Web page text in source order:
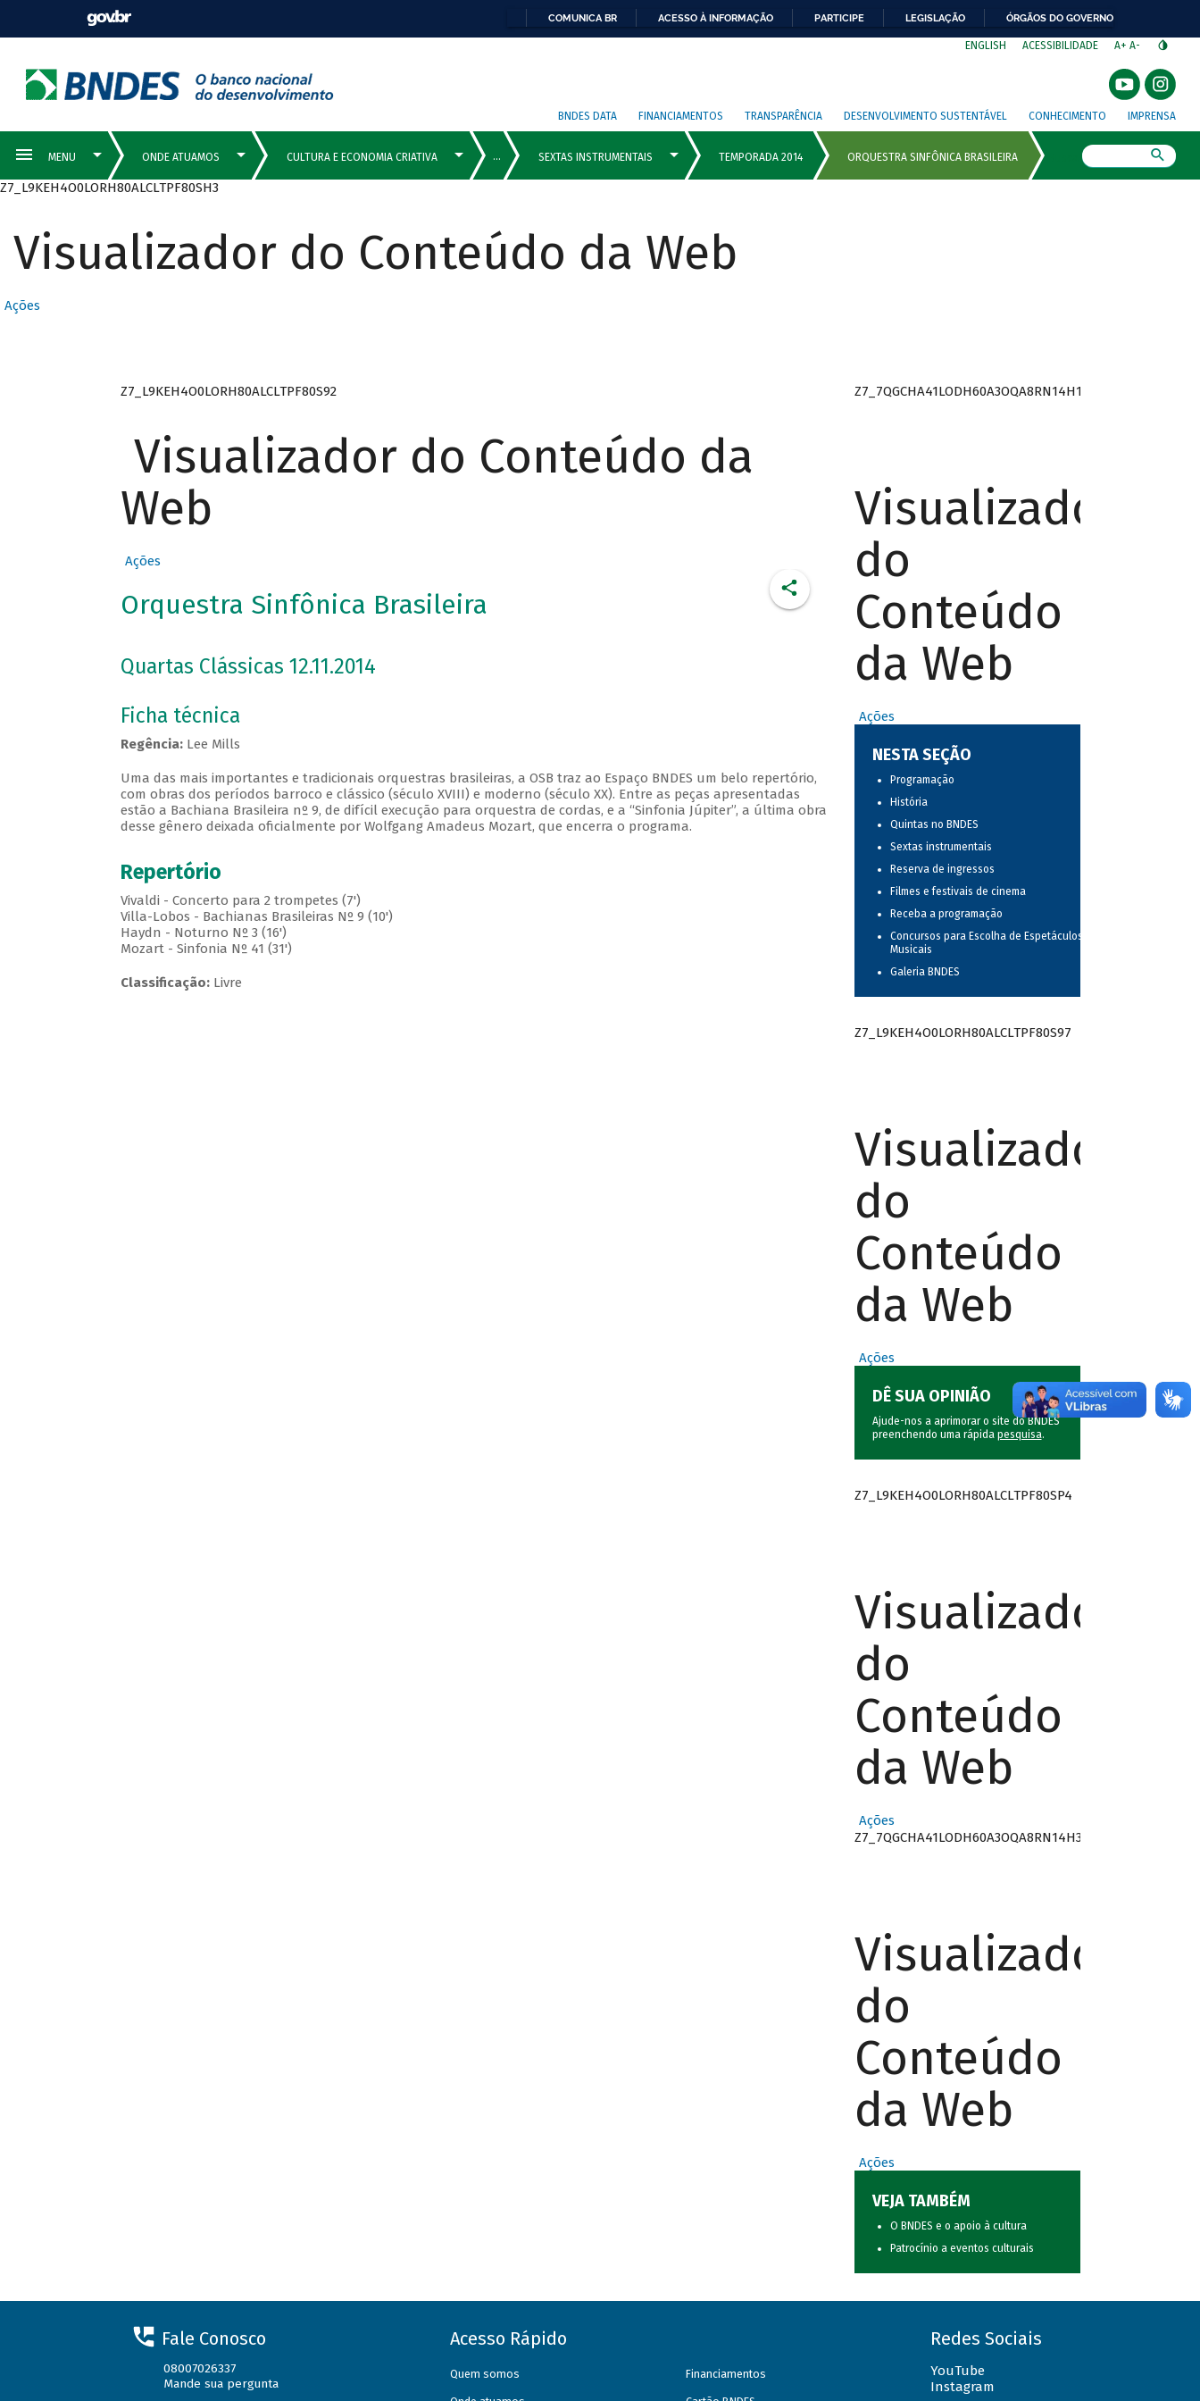
COMUNICA BR ACESSO À INFORMAÇÃO PARTICIPE LEGISLAÇÃO ÓRGÃOS DO GOVERNO
ENGLISH ACESSIBILIDADE A+ A-
BNDES DATA FINANCIAMENTOS TRANSPARÊNCIA DESENVOLVIMENTO SUSTENTÁVEL CONHECIMENTO IMPRENSA
Z7_L9KEH4O0LORH80ALCLTPF80SH3
Visualizador do Conteúdo da Web
Ações
Z7_L9KEH4O0LORH80ALCLTPF80S92
Visualizador do Conteúdo da
Web
Ações
Orquestra Sinfônica Brasileira
Quartas Clássicas 12.11.2014
Ficha técnica
Regência:Lee Mills
Uma das mais importantes e tradicionais orquestras brasileiras, a OSB traz ao Espaço BNDES um belo repertório,
com obras dos períodos barroco e clássico (século XVIII) e moderno (século XX). Entre as peças apresentadas
estão a Bachiana Brasileira nº 9, de difícil execução para orquestra de cordas, e a “Sinfonia Júpiter”, a última obra
desse gênero deixada oficialmente por Wolfgang Amadeus Mozart, que encerra o programa.
Repertório
Vivaldi - Concerto para 2 trompetes (7')
Villa-Lobos - Bachianas Brasileiras Nº 9 (10')
Haydn - Noturno Nº 3 (16')
Mozart - Sinfonia Nº 41 (31')
Classificação:Livre
Z7_7QGCHA41LODH60A3OQA8RN14H1
Visualizador
do
Conteúdo
da Web
Ações
NESTA SEÇÃO
Programação
História
Quintas no BNDES
Sextas instrumentais
Reserva de ingressos
Filmes e festivais de cinema
Receba a programação
Concursos para Escolha de Espetáculos
Musicais
Galeria BNDES
Z7_L9KEH4O0LORH80ALCLTPF80S97
Visualizador
do
Conteúdo
da Web
Ações
DÊ SUA OPINIÃO
Ajude-nos a aprimorar o site do BNDES
preenchendo uma rápida pesquisa.
Z7_L9KEH4O0LORH80ALCLTPF80SP4
Visualizador
do
Conteúdo
da Web
Ações
Z7_7QGCHA41LODH60A3OQA8RN14H3
Visualizador
do
Conteúdo
da Web
Ações
VEJA TAMBÉM
O BNDES e o apoio à cultura
Patrocínio a eventos culturais
Fale Conosco
08007026337
Mande sua pergunta
Acesso Rápido
Quem somos Financiamentos
Redes Sociais
YouTube
Instagram